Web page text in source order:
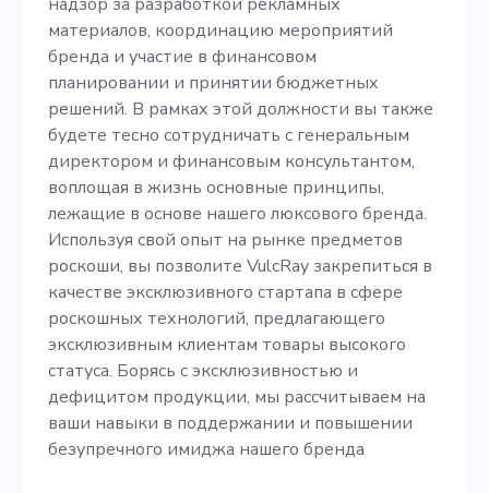
Ключевые обязанности
будут включать
определение
маркетинговых
возможностей, надзор за
разработкой рекламных
материалов, координацию
мероприятий бренда и
участие в финансовом
планировании и принятии
бюджетных решений. В
материалов, координацию мероприятий
бренда и участие в финансовом
планировании и принятии бюджетных
решений. В рамках этой должности вы также
будете тесно сотрудничать с генеральным
директором и финансовым консультантом,
воплощая в жизнь основные принципы,
лежащие в основе нашего люксового бренда.
Используя свой опыт на рынке предметов
роскоши, вы позволите VulcRay закрепиться в
качестве эксклюзивного стартапа в сфере
роскошных технологий, предлагающего
эксклюзивным клиентам товары высокого
статуса. Борясь с эксклюзивностью и
дефицитом продукции, мы рассчитываем на
ваши навыки в поддержании и повышении
безупречного имиджа нашего бренда